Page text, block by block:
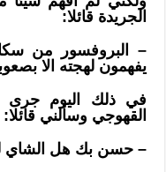
الجريدة قائلا:
– البروفسور من
يفهمون لهجته الا
في ذلك اليوم
القهوجي وسألني قائلا:
– حسن بك هل الشاي